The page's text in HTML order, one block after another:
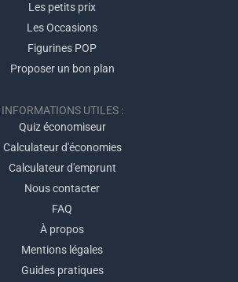
Les petits prix
Les Occasions
Figurines POP
Proposer un bon plan
INFORMATIONS UTILES :
Quiz économiseur
Calculateur d'économies
Calculateur d'emprunt
Nous contacter
FAQ
À propos
Mentions légales
Guides pratiques